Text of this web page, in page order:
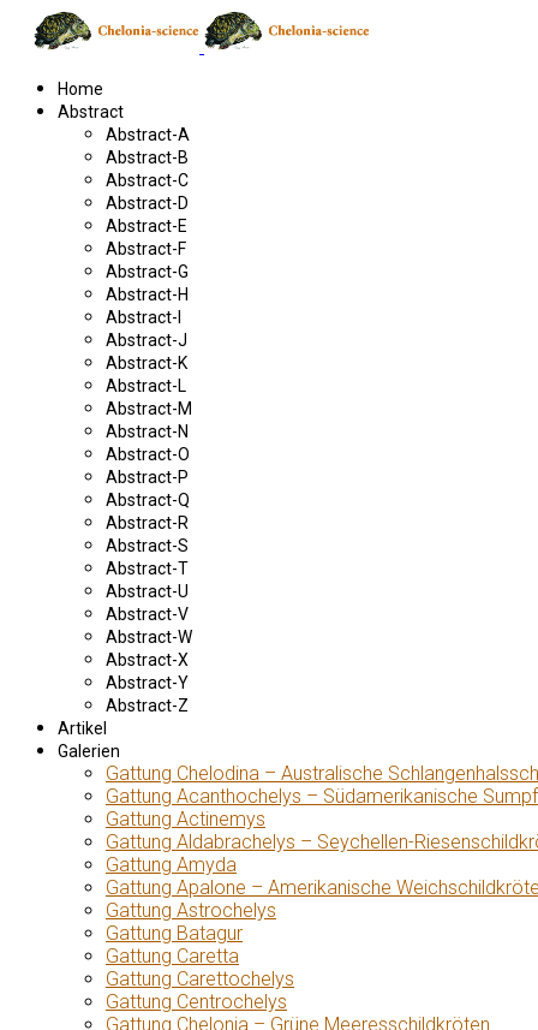
Home
Abstract
Abstract-A
Abstract-B
Abstract-C
Abstract-D
Abstract-E
Abstract-F
Abstract-G
Abstract-H
Abstract-I
Abstract-J
Abstract-K
Abstract-L
Abstract-M
Abstract-N
Abstract-O
Abstract-P
Abstract-Q
Abstract-R
Abstract-S
Abstract-T
Abstract-U
Abstract-V
Abstract-W
Abstract-X
Abstract-Y
Abstract-Z
Artikel
Galerien
Gattung Chelodina – Australische
Gattung Acanthochelys – Südamerikanische
Gattung Actinemys
Gattung Aldabrachelys – Seychellen-
Gattung Amyda
Gattung Apalone – Amerikanische
Gattung Astrochelys
Gattung Batagur
Gattung Caretta
Gattung Carettochelys
Gattung Centrochelys
Gattung Chelonia – Grüne Meeresschildkröten